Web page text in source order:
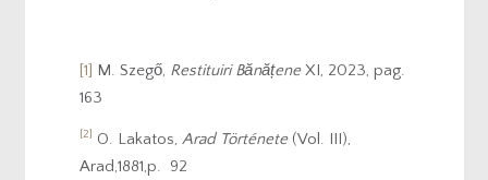
[1] M. Szegő, Restituiri BănățeneXI, 2023, pag.
163
[2] O. Lakatos, Arad Története(Vol. III),
Arad,1881,p. 92